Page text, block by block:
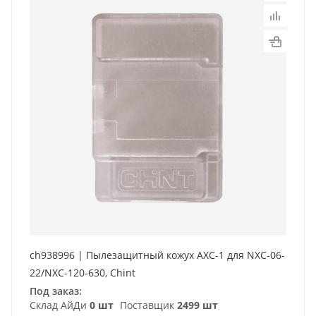
ch938996 | Пылезащитный кожух AXC-1 для NXC-06-
22/NXC-120-630, Chint
Под заказ:
Склад АйДи 0 шт Поставщик 2499 шт